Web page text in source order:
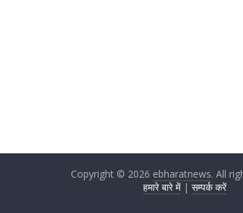
Copyright © 2026 ebharatnews. All
हमारे बारे में| सम्पर्क करें